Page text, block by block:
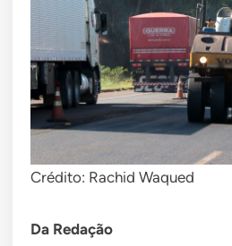
Crédito: Rachid Waqued
Da Redação